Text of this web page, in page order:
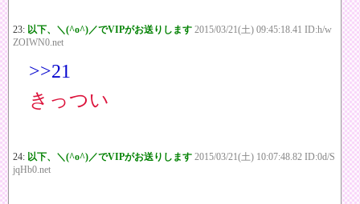
23: 以下、＼(^o^)／でVIPがお送りします 2015/03/21(土) 09:45:18.41 ID:h/w
ZOIWN0.net
>>21
きっつい
24: 以下、＼(^o^)／でVIPがお送りします 2015/03/21(土) 10:07:48.82 ID:0d/S
jqHb0.net